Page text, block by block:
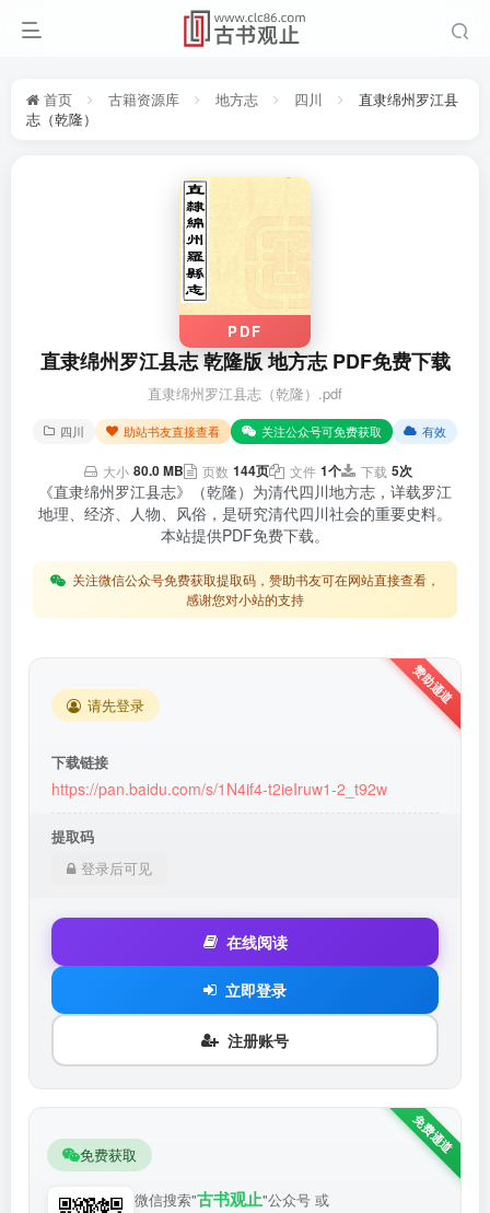
首页 古籍资源库 地方志 四川
直隶绵州罗江县
志（乾隆）
PDF
直隶绵州罗江县志 乾隆版 地方志 PDF免费下载
直隶绵州罗江县志（乾隆）.pdf
四川 助站书友直接查看 关注公众号可免费获取 有效
大小 80.0 MB 页数 144页 文件 1个 下载 5次
《直隶绵州罗江县志》（乾隆）为清代四川地方志，详载罗江
地理、经济、人物、风俗，是研究清代四川社会的重要史料。
本站提供PDF免费下载。
关注微信公众号免费获取提取码，赞助书友可在网站直接查看，
感谢您对小站的支持
请先登录
下载链接
https://pan.baidu.com/s/1N4if4-t2ieIruw1-2_t92w
提取码
登录后可见
在线阅读
立即登录
注册账号
免费获取
微信搜索"古书观止"公众号 或